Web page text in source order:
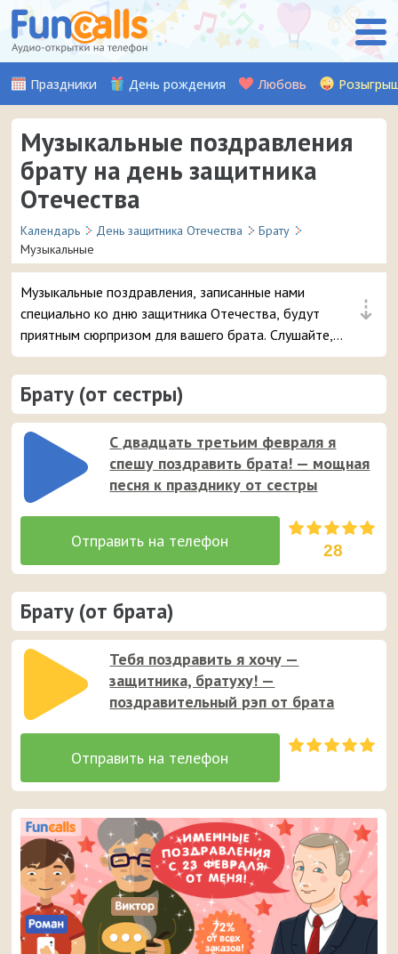
Праздники День рождения Любовь
Музыкальные поздравления
брату на день защитника
Отечества
Календарь День защитника Отечества
Брату
Музыкальные
⇣
Музыкальные поздравления, записанные нами
специально ко дню защитника Отечества, будут
приятным сюрпризом для вашего брата. Слушайте,
выбирайте и отправляйте понравившуюся песню на
смартфон.
Брату (от сестры)
С двадцать третьим февраля я
спешу поздравить брата! — мощная
песня к празднику от сестры
28
Брату (от брата)
Тебя поздравить я хочу —
защитника, братуху! —
поздравительный рэп от брата